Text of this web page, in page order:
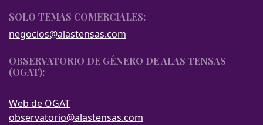
SOLO TEMAS COMERCIALES:
negocios@alastensas.com
OBSERVATORIO DE GÉNERO DE ALAS TENSAS
(OGAT):
Web de OGAT
observatorio@alastensas.com